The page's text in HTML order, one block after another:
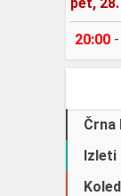
pet,
20:00 -
Črna
Izleti